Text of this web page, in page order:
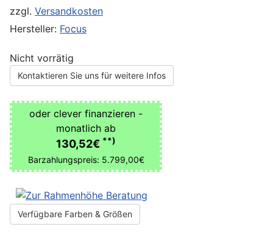
zzgl. Versandkosten
Hersteller: Focus
Nicht vorrätig
Kontaktieren Sie uns für weitere Infos
oder clever finanzieren -
monatlich ab
130,52€ **)
Barzahlungspreis: 5.799,00€
Verfügbare Farben & Größen